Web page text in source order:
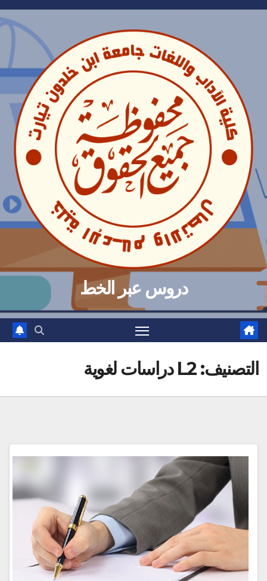
Skip
دروس عبر الخط
التصنيف:L2 دراسات لغوية